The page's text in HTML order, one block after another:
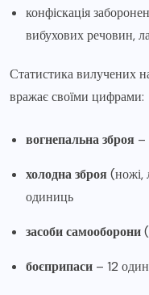
конфіскація
вибухових речовин,
Статистика вилучених
вражає своїми цифрами:
вогнепальна зброя –
холодна зброя(ножі,
одиниць
засоби самооборони
боєприпаси – 12